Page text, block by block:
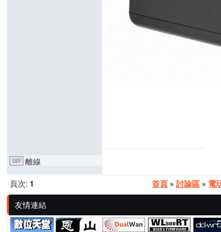
離線
頁次: 1 首頁 » 討論區 » 電
友情連結